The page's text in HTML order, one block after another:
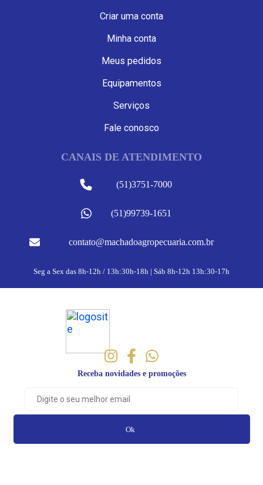
Criar uma conta
Minha conta
Meus pedidos
Equipamentos
Serviços
Fale conosco
CANAIS DE ATENDIMENTO
(51)3751-7000
(51)99739-1651
contato@machadoagropecuaria.com.br
Seg a Sex das 8h-12h / 13h:30h-18h | Sáb 8h-12h 13h:30-17h
Receba novidades e promoções
Ok